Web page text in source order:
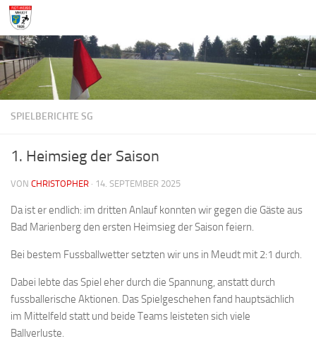
Zum Inhalt springen
SPIELBERICHTE SG
1. Heimsieg der Saison
VON CHRISTOPHER · 14. SEPTEMBER 2025
Da ist er endlich: im dritten Anlauf konnten wir gegen die Gäste aus
Bad Marienberg den ersten Heimsieg der Saison feiern.
Bei bestem Fussballwetter setzten wir uns in Meudt mit 2:1 durch.
Dabei lebte das Spiel eher durch die Spannung, anstatt durch
fussballerische Aktionen. Das Spielgeschehen fand hauptsächlich
im Mittelfeld statt und beide Teams leisteten sich viele
Ballverluste.